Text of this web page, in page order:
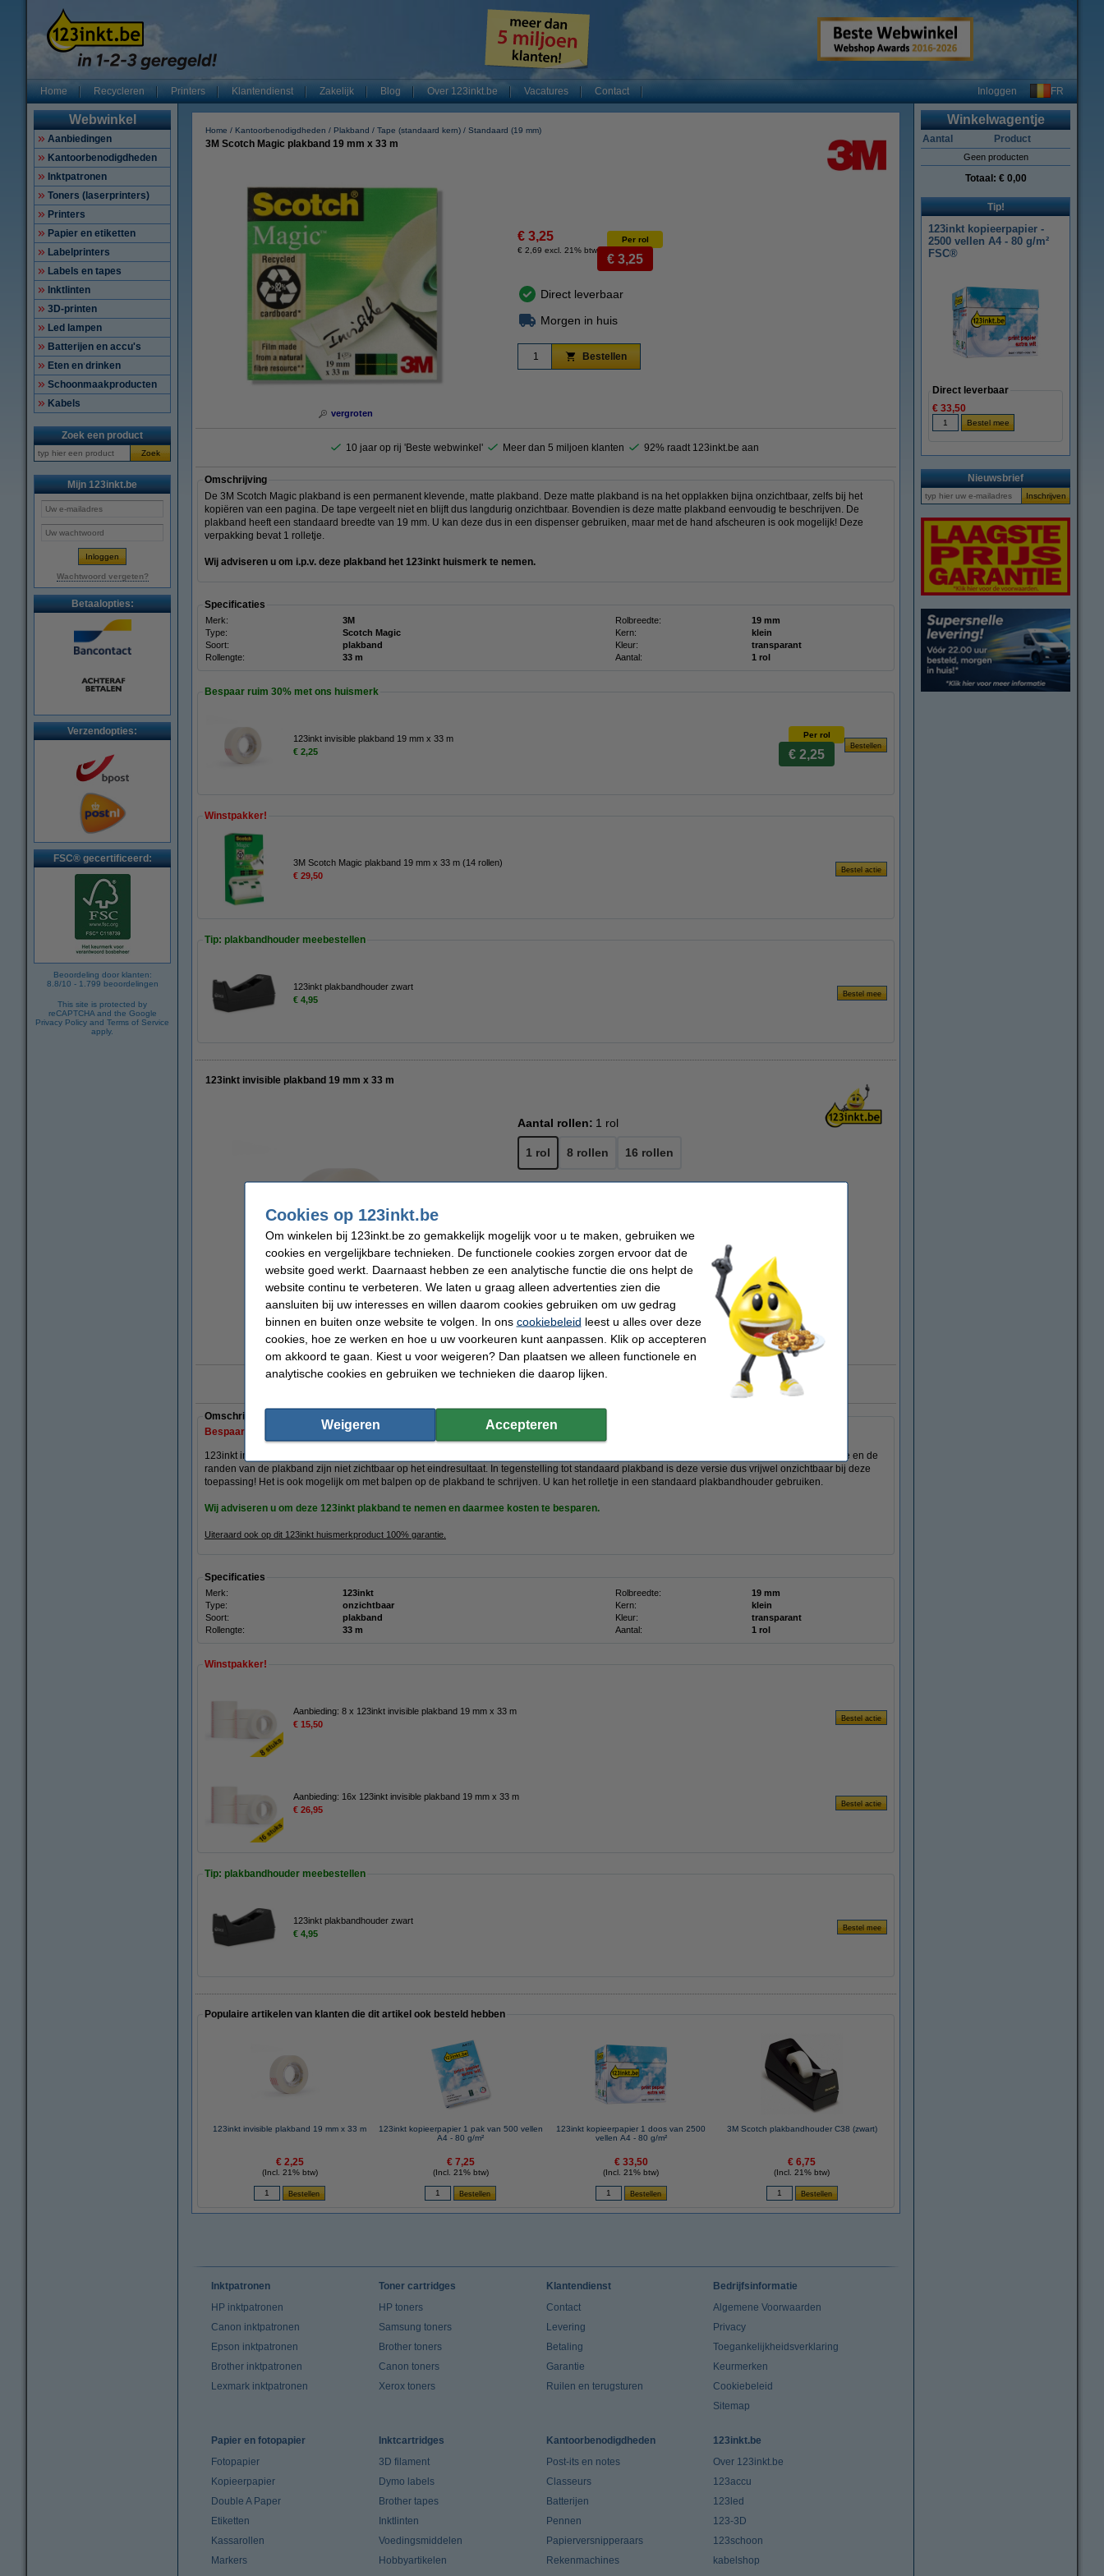
Home Recycleren Printers Klantendienst Zakelijk Blog Over 123inkt.be Vacatures Contact Inloggen FR
Webwinkel
Aanbiedingen
Kantoorbenodigdheden
Inktpatronen
Toners (laserprinters)
Printers
Papier en etiketten
Labelprinters
Labels en tapes
Inktlinten
3D-printen
Led lampen
Batterijen en accu's
Eten en drinken
Schoonmaakproducten
Kabels
Zoek een product
Zoek
Mijn 123inkt.be
Wachtwoord vergeten?
Betaalopties:
Verzendopties:
FSC® gecertificeerd:
Beoordeling door klanten:
8.8/10 - 1.799 beoordelingen
This site is protected by
reCAPTCHA and the Google
Privacy Policy and Terms of Service
apply.
Home Kantoorbenodigdheden Plakband Tape (standaard kern) Standaard (19 mm)
3M Scotch Magic plakband 19 mm x 33 m
vergroten
€ 3,25
€ 2,69 excl. 21% btw
Per rol
€ 3,25
Direct leverbaar
Morgen in huis
Bestellen
10 jaar op rij 'Beste webwinkel' Meer dan 5 miljoen klanten 92% raadt 123inkt.be aan
Omschrijving
De 3M Scotch Magic plakband is een permanent klevende, matte plakband. Deze matte plakband is na het opplakken bijna onzichtbaar, zelfs bij het
kopiëren van een pagina. De tape vergeelt niet en blijft dus langdurig onzichtbaar. Bovendien is deze matte plakband eenvoudig te beschrijven. De
plakband heeft een standaard breedte van 19 mm. U kan deze dus in een dispenser gebruiken, maar met de hand afscheuren is ook mogelijk! Deze
verpakking bevat 1 rolletje.
Wij adviseren u om i.p.v. deze plakband het 123inkt huismerk te nemen.
Specificaties
Merk: 3M Rolbreedte:
19 mm
Type:
Scotch Magic Kern:
klein
Soort:
plakband Kleur:
transparant
Rollengte:
33 m Aantal: 1 rol
Bespaar ruim 30% met ons huismerk
123inkt invisible plakband 19 mm x 33 m
€ 2,25
Per rol
€ 2,25
Winstpakker!
3M Scotch Magic plakband 19 mm x 33 m (14 rollen)
€ 29,50
Tip: plakbandhouder meebestellen
123inkt plakbandhouder zwart
€ 4,95
123inkt invisible plakband 19 mm x 33 m
Aantal rollen: 1 rol
1 rol 8 rollen 16 rollen
€ 2,25
Direct leverbaar
Bestellen
92% raadt 123inkt.be aan
Omschrijving
Bespaar ruim
met ons huismerk
123inkt invisible plakband is ideaal voor gebruik bij kopiëren of scannen. De matte plakband reflecteert namelijk niet bij het maken van een kopie en de
randen van de plakband zijn niet zichtbaar op het eindresultaat. In tegenstelling tot standaard plakband is deze versie dus vrijwel onzichtbaar bij deze
toepassing! Het is ook mogelijk om met balpen op de plakband te schrijven. U kan het rolletje in een standaard plakbandhouder gebruiken.
Wij adviseren u om deze 123inkt plakband te nemen en daarmee kosten te besparen.
Uiteraard ook op dit 123inkt huismerkproduct 100% garantie.
Specificaties
Merk: 123inkt Rolbreedte:
19 mm
Type:
onzichtbaar Kern:
klein
Soort:
plakband Kleur:
transparant
Rollengte:
33 m Aantal: 1 rol
Winstpakker!
Aanbieding: 8 x 123inkt invisible plakband 19 mm x 33 m
€ 15,50
Aanbieding: 16x 123inkt invisible plakband 19 mm x 33 m
€ 26,95
Tip: plakbandhouder meebestellen
123inkt plakbandhouder zwart
€ 4,95
Populaire artikelen van klanten die dit artikel ook besteld hebben
123inkt invisible plakband 19 mm x 33 m
€ 2,25
(Incl. 21% btw)
123inkt kopieerpapier 1 pak van 500 vellen
A4 - 80 g/m²
€ 7,25
(Incl. 21% btw)
123inkt kopieerpapier 1 doos van 2500
vellen A4 - 80 g/m²
€ 33,50
(Incl. 21% btw)
3M Scotch plakbandhouder C38 (zwart)
€ 6,75
(Incl. 21% btw)
Winkelwagentje
Aantal Product
Geen producten
Totaal: € 0,00
Tip!
123inkt kopieerpapier -
2500 vellen A4 - 80 g/m²
FSC®
Direct leverbaar
€ 33,50
Nieuwsbrief
Inktpatronen
HP inktpatronen
Canon inktpatronen
Epson inktpatronen
Brother inktpatronen
Lexmark inktpatronen
Toner cartridges
HP toners
Samsung toners
Brother toners
Canon toners
Xerox toners
Klantendienst
Contact
Levering
Betaling
Garantie
Ruilen en terugsturen
Bedrijfsinformatie
Algemene Voorwaarden
Privacy
Toegankelijkheidsverklaring
Keurmerken
Cookiebeleid
Sitemap
Papier en fotopapier
Fotopapier
Kopieerpapier
Double A Paper
Etiketten
Kassarollen
Markers
Inktcartridges
3D filament
Dymo labels
Brother tapes
Inktlinten
Voedingsmiddelen
Hobbyartikelen
Kantoorbenodigdheden
Post-its en notes
Classeurs
Batterijen
Pennen
Papierversnipperaars
Rekenmachines
123inkt.be
Over 123inkt.be
123accu
123led
123-3D
123schoon
kabelshop
Cookies op 123inkt.be
Om winkelen bij 123inkt.be zo gemakkelijk mogelijk voor u te maken, gebruiken we
cookies en vergelijkbare technieken. De functionele cookies zorgen ervoor dat de
website goed werkt. Daarnaast hebben ze een analytische functie die ons helpt de
website continu te verbeteren. We laten u graag alleen advertenties zien die
aansluiten bij uw interesses en willen daarom cookies gebruiken om uw gedrag
binnen en buiten onze website te volgen. In ons cookiebeleid leest u alles over deze
cookies, hoe ze werken en hoe u uw voorkeuren kunt aanpassen. Klik op accepteren
om akkoord te gaan. Kiest u voor weigeren? Dan plaatsen we alleen functionele en
analytische cookies en gebruiken we technieken die daarop lijken.
Weigeren Accepteren